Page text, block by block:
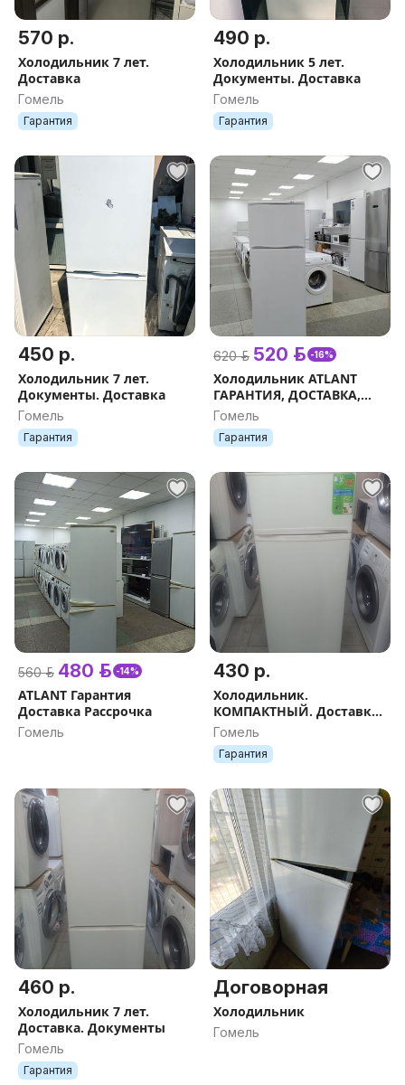
570 р.
Холодильник 7 лет.
Доставка
Гомель
Гарантия
490 р.
Холодильник 5 лет.
Документы. Доставка
Гомель
Гарантия
450 р.
Холодильник 7 лет.
Документы. Доставка
Гомель
Гарантия
620 р. 520 р. -16%
Холодильник ATLANT
ГАРАНТИЯ, ДОСТАВКА,
РАССРОЧКА
Гомель
Гарантия
560 р. 480 р. -14%
ATLANT Гарантия
Доставка Рассрочка
Гомель
430 р.
Холодильник.
КОМПАКТНЫЙ. Доставка.
Документы
Гомель
Гарантия
460 р.
Холодильник 7 лет.
Доставка. Документы
Гомель
Гарантия
Договорная
Холодильник
Гомель